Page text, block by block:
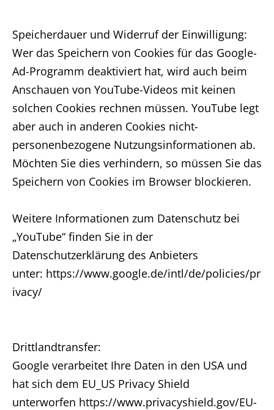
Speicherdauer und Widerruf der Einwilligung:
Wer das Speichern von Cookies für das Google-
Ad-Programm deaktiviert hat, wird auch beim
Anschauen von YouTube-Videos mit keinen
solchen Cookies rechnen müssen. YouTube legt
aber auch in anderen Cookies nicht-
personenbezogene Nutzungsinformationen ab.
Möchten Sie dies verhindern, so müssen Sie das
Speichern von Cookies im Browser blockieren.
Weitere Informationen zum Datenschutz bei
„YouTube“ finden Sie in der
Datenschutzerklärung des Anbieters
unter: https://www.google.de/intl/de/policies/pr
ivacy/
Drittlandtransfer:
Google verarbeitet Ihre Daten in den USA und
hat sich dem EU_US Privacy Shield
unterworfen https://www.privacyshield.gov/EU-